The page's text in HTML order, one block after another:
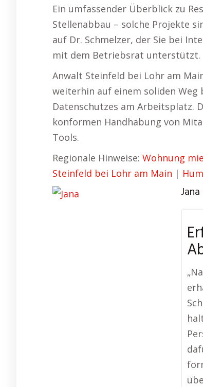
Ein umfassender Überblick zu
Stellenabbau – solche Projekte
auf Dr. Schmelzer, der Sie bei
mit dem Betriebsrat unterstützt.
Anwalt Steinfeld bei Lohr am
weiterhin auf einem soliden Weg
Datenschutzes am Arbeitsplatz.
konformen Handhabung von
Tools.
Regionale Hinweise: Wohnung
Steinfeld bei Lohr am Main |
Jana